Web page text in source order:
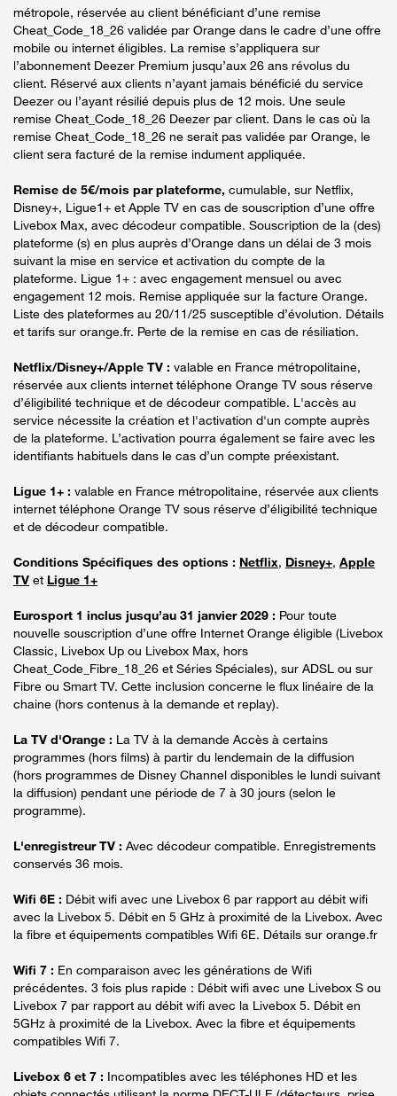
métropole, réservée au client bénéficiant d’une remise
Cheat_Code_18_26 validée par Orange dans le cadre d’une offre
mobile ou internet éligibles. La remise s’appliquera sur
l’abonnement Deezer Premium jusqu’aux 26 ans révolus du
client. Réservé aux clients n’ayant jamais bénéficié du service
Deezer ou l’ayant résilié depuis plus de 12 mois. Une seule
remise Cheat_Code_18_26 Deezer par client. Dans le cas où la
remise Cheat_Code_18_26 ne serait pas validée par Orange, le
client sera facturé de la remise indument appliquée.
Remise de 5€/mois par plateforme, cumulable, sur Netflix,
Disney+, Ligue1+ et Apple TV en cas de souscription d’une offre
Livebox Max, avec décodeur compatible. Souscription de la (des)
plateforme (s) en plus auprès d’Orange dans un délai de 3 mois
suivant la mise en service et activation du compte de la
plateforme. Ligue 1+ : avec engagement mensuel ou avec
engagement 12 mois. Remise appliquée sur la facture Orange.
Liste des plateformes au 20/11/25 susceptible d’évolution. Détails
et tarifs sur orange.fr. Perte de la remise en cas de résiliation.
Netflix/Disney+/Apple TV : valable en France métropolitaine,
réservée aux clients internet téléphone Orange TV sous réserve
d’éligibilité technique et de décodeur compatible. L'accès au
service nécessite la création et l'activation d'un compte auprès
de la plateforme. L’activation pourra également se faire avec les
identifiants habituels dans le cas d’un compte préexistant.
Ligue 1+ : valable en France métropolitaine, réservée aux clients
internet téléphone Orange TV sous réserve d’éligibilité technique
et de décodeur compatible.
Conditions Spécifiques des options : Netflix, Disney+, Apple
TV et Ligue 1+
Eurosport 1 inclus jusqu’au 31 janvier 2029 : Pour toute
nouvelle souscription d’une offre Internet Orange éligible (Livebox
Classic, Livebox Up ou Livebox Max, hors
Cheat_Code_Fibre_18_26 et Séries Spéciales), sur ADSL ou sur
Fibre ou Smart TV. Cette inclusion concerne le flux linéaire de la
chaine (hors contenus à la demande et replay).
La TV d'Orange : La TV à la demande Accès à certains
programmes (hors films) à partir du lendemain de la diffusion
(hors programmes de Disney Channel disponibles le lundi suivant
la diffusion) pendant une période de 7 à 30 jours (selon le
programme).
L'enregistreur TV : Avec décodeur compatible. Enregistrements
conservés 36 mois.
Wifi 6E : Débit wifi avec une Livebox 6 par rapport au débit wifi
avec la Livebox 5. Débit en 5 GHz à proximité de la Livebox. Avec
la fibre et équipements compatibles Wifi 6E. Détails sur orange.fr
Wifi 7 : En comparaison avec les générations de Wifi
précédentes. 3 fois plus rapide : Débit wifi avec une Livebox S ou
Livebox 7 par rapport au débit wifi avec la Livebox 5. Débit en
5GHz à proximité de la Livebox. Avec la fibre et équipements
compatibles Wifi 7.
Livebox 6 et 7 : Incompatibles avec les téléphones HD et les